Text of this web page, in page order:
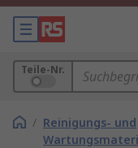
Teile-Nr.
/ Reinigungs- und